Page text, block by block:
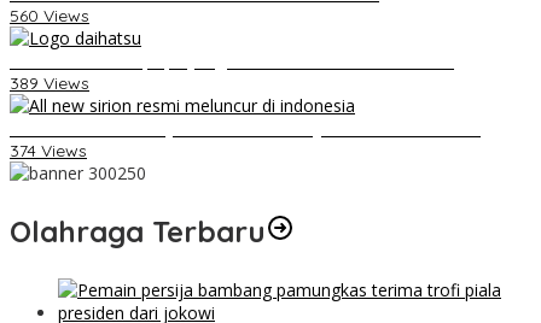
560 Views
389 Views
374 Views
Olahraga Terbaru